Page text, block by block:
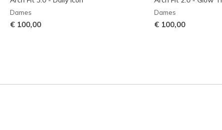
Dames
€ 100,00
Dames
€ 100,00